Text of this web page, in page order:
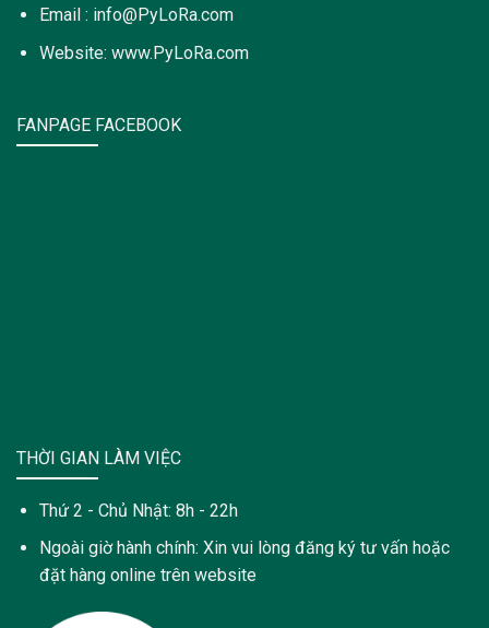
Email : info@PyLoRa.com
Website: www.PyLoRa.com
FANPAGE FACEBOOK
THỜI GIAN LÀM VIỆC
Thứ 2 - Chủ Nhật: 8h - 22h
Ngoài giờ hành chính: Xin vui lòng đăng ký tư vấn hoặc
đặt hàng online trên website